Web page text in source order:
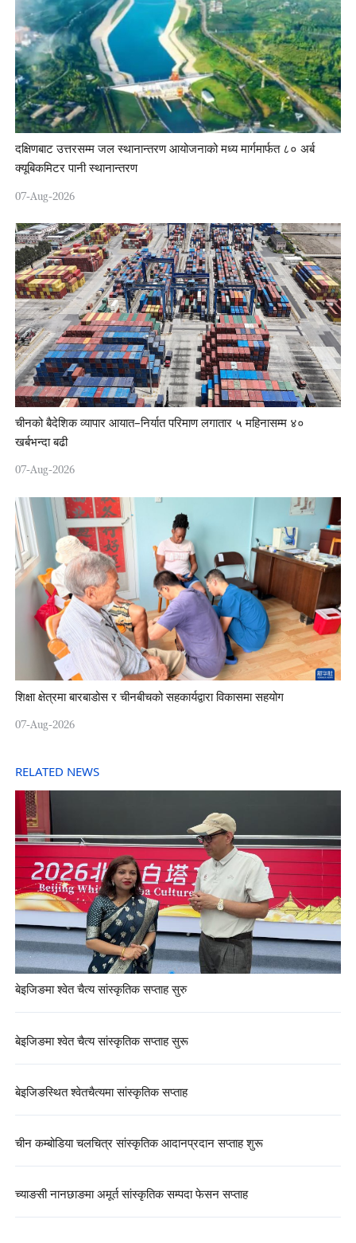
दक्षिणबाट उत्तरसम्म जल स्थानान्तरण आयोजनाको मध्य मार्गमार्फत ८० अर्ब
क्यूबिकमिटर पानी स्थानान्तरण
07-Aug-2026
चीनको बैदेशिक व्यापार आयात–निर्यात परिमाण लगातार ५ महिनासम्म ४०
खर्बभन्दा बढी
07-Aug-2026
शिक्षा क्षेत्रमा बारबाडोस र चीनबीचको सहकार्यद्वारा विकासमा सहयोग
07-Aug-2026
RELATED NEWS
बेइजिङमा श्वेत चैत्य सांस्कृतिक सप्ताह सुरु
बेइजिङमा श्वेत चैत्य सांस्कृतिक सप्ताह सुरू
बेइजिङस्थित श्वेतचैत्यमा सांस्कृतिक सप्ताह
चीन कम्बोडिया चलचित्र सांस्कृतिक आदानप्रदान सप्ताह शुरू
च्याङसी नानछाङमा अमूर्त सांस्कृतिक सम्पदा फेसन सप्ताह